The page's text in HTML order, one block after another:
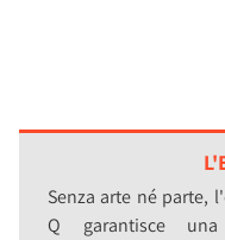
Senza arte né parte,
Q garantisce